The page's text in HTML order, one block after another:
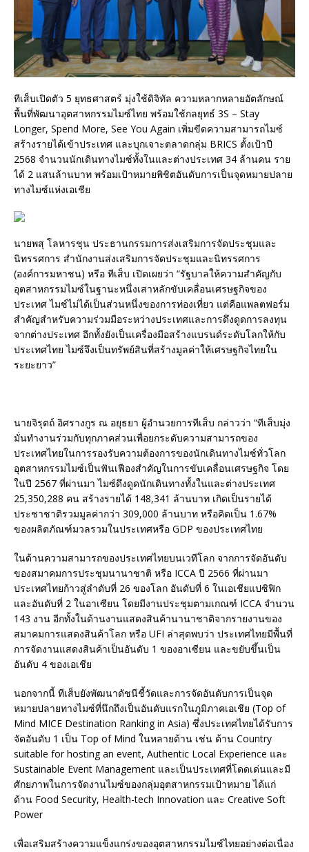
ทีเส็บเปิดตัว 5 ยุทธศาสตร์ มุ่งใช้ดิจิทัล ความหลากหลายอัตลักษณ์
พื้นที่พัฒนาอุตสาหกรรมไมซ์ไทย พร้อมใช้กลยุทธ์ 3S – Stay
Longer, Spend More, See You Again เพิ่มขีดความสามารถไมซ์
สร้างรายได้เข้าประเทศ และบุกเจาะตลาดกลุ่ม BRICS ตั้งเป้าปี
2568 จำนวนนักเดินทางไมซ์ทั้งในและต่างประเทศ 34 ล้านคน ราย
ได้ 2 แสนล้านบาท พร้อมเป้าหมายพิชิตอันดับการเป็นจุดหมายปลาย
ทางไมซ์แห่งเอเชีย
นายพสุ โลหารชุน ประธานกรรมการส่งเสริมการจัดประชุมและ
นิทรรศการ สำนักงานส่งเสริมการจัดประชุมและนิทรรศการ
(องค์การมหาชน) หรือ ทีเส็บ เปิดเผยว่า “รัฐบาลให้ความสำคัญกับ
อุตสาหกรรมไมซ์ในฐานะหนึ่งเสาหลักขับเคลื่อนเศรษฐกิจของ
ประเทศ ไมซ์ไม่ได้เป็นส่วนหนึ่งของการท่องเที่ยว แต่คือแพลตฟอร์ม
สำคัญสำหรับความร่วมมือระหว่างประเทศและการดึงดูดการลงทุน
จากต่างประเทศ อีกทั้งยังเป็นเครื่องมือสร้างแบรนด์ระดับโลกให้กับ
ประเทศไทย ไมซ์จึงเป็นทรัพย์สินที่สร้างมูลค่าให้เศรษฐกิจไทยใน
ระยะยาว”
นายจิรุตถ์ อิศรางกูร ณ อยุธยา ผู้อำนวยการทีเส็บ กล่าวว่า “ทีเส็บมุ่ง
มั่นทำงานร่วมกับทุกภาคส่วนเพื่อยกระดับความสามารถของ
ประเทศไทยในการรองรับความต้องการของนักเดินทางไมซ์ทั่วโลก
อุตสาหกรรมไมซ์เป็นฟันเฟืองสำคัญในการขับเคลื่อนเศรษฐกิจ โดย
ในปี 2567 ที่ผ่านมา ไมซ์ดึงดูดนักเดินทางทั้งในและต่างประเทศ
25,350,288 คน สร้างรายได้ 148,341 ล้านบาท เกิดเป็นรายได้
ประชาชาติรวมมูลค่ากว่า 309,000 ล้านบาท หรือคิดเป็น 1.67%
ของผลิตภัณฑ์มวลรวมในประเทศหรือ GDP ของประเทศไทย
ในด้านความสามารถของประเทศไทยบนเวทีโลก จากการจัดอันดับ
ของสมาคมการประชุมนานาชาติ หรือ ICCA ปี 2566 ที่ผ่านมา
ประเทศไทยก้าวสู่ลำดับที่ 26 ของโลก อันดับที่ 6 ในเอเชียแปซิฟิก
และอันดับที่ 2 ในอาเซียน โดยมีงานประชุมตามเกณฑ์ ICCA จำนวน
143 งาน อีกทั้งในด้านงานแสดงสินค้านานาชาติจากรายงานของ
สมาคมการแสดงสินค้าโลก หรือ UFI ล่าสุดพบว่า ประเทศไทยมีพื้นที่
การจัดงานแสดงสินค้าเป็นอันดับ 1 ของอาเซียน และขยับขึ้นเป็น
อันดับ 4 ของเอเชีย
นอกจากนี้ ทีเส็บยังพัฒนาดัชนีชี้วัดและการจัดอันดับการเป็นจุด
หมายปลายทางไมซ์ที่นึกถึงเป็นอันดับแรกในภูมิภาคเอเชีย (Top of
Mind MICE Destination Ranking in Asia) ซึ่งประเทศไทยได้รับการ
จัดอันดับ 1 เป็น Top of Mind ในหลายด้าน เช่น ด้าน Country
suitable for hosting an event, Authentic Local Experience และ
Sustainable Event Management และเป็นประเทศที่โดดเด่นและมี
ศักยภาพในการจัดงานไมซ์ของกลุ่มอุตสาหกรรมเป้าหมาย ได้แก่
ด้าน Food Security, Health-tech Innovation และ Creative Soft
Power
เพื่อเสริมสร้างความแข็งแกร่งของอุตสาหกรรมไมซ์ไทยอย่างต่อเนื่อง